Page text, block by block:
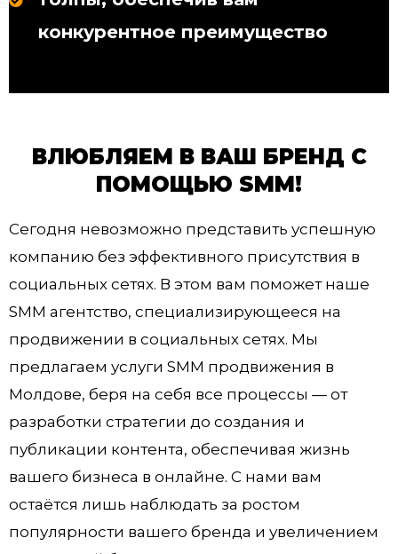
конкурентное преимущество
ВЛЮБЛЯЕМ В ВАШ БРЕНД С
ПОМОЩЬЮ SMM!
Сегодня невозможно представить успешную
компанию без эффективного присутствия в
социальных сетях. В этом вам поможет наше
SMM агентство, специализирующееся на
продвижении в социальных сетях. Мы
предлагаем услуги SMM продвижения в
Молдове, беря на себя все процессы — от
разработки стратегии до создания и
публикации контента, обеспечивая жизнь
вашего бизнеса в онлайне. С нами вам
остаётся лишь наблюдать за ростом
популярности вашего бренда и увеличением